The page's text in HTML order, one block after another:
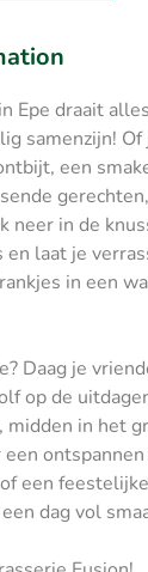
Epe draait
samenzijn!
een
neer in de
laat je
in een
Daag je
op de
in het
een
dag vol